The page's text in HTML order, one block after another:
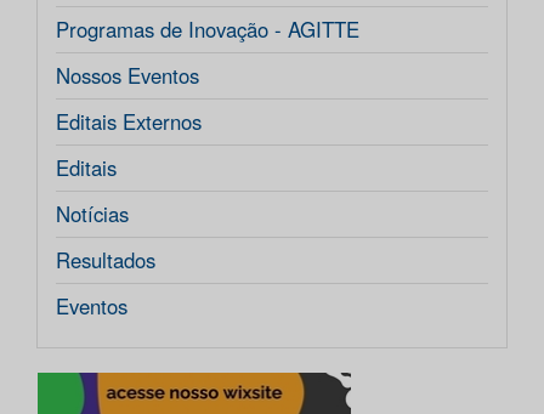
Programas de Inovação - AGITTE
Nossos Eventos
Editais Externos
Editais
Notícias
Resultados
Eventos